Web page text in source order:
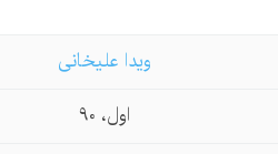
ویدا علیخانی
اول، 90